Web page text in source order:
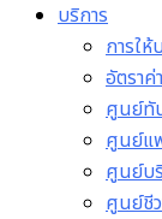
บริการ
การให้
อัตรา
ศูนย์ทั
ศูนย์แ
ศูนย์บ
ศูนย์ชี